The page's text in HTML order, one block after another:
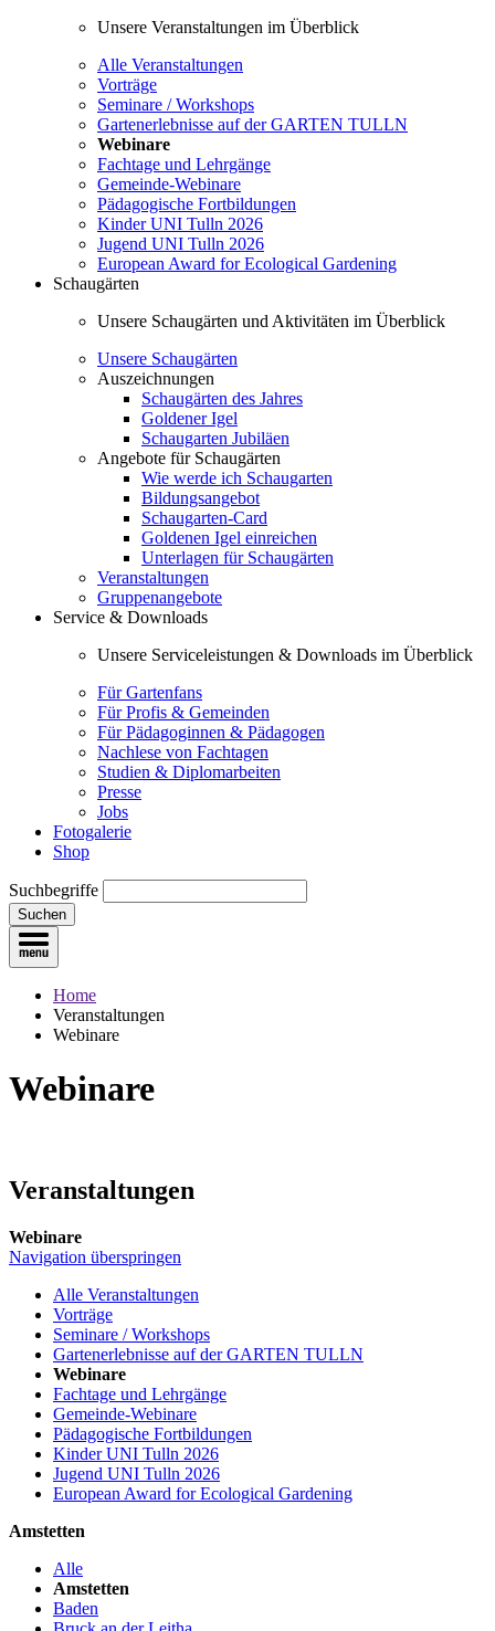
Unsere Veranstaltungen im Überblick
Alle Veranstaltungen
Vorträge
Seminare / Workshops
Gartenerlebnisse auf der GARTEN TULLN
Webinare
Fachtage und Lehrgänge
Gemeinde-Webinare
Pädagogische Fortbildungen
Kinder UNI Tulln 2026
Jugend UNI Tulln 2026
European Award for Ecological Gardening
Schaugärten
Unsere Schaugärten und Aktivitäten im Überblick
Unsere Schaugärten
Auszeichnungen
Schaugärten des Jahres
Goldener Igel
Schaugarten Jubiläen
Angebote für Schaugärten
Wie werde ich Schaugarten
Bildungsangebot
Schaugarten-Card
Goldenen Igel einreichen
Unterlagen für Schaugärten
Veranstaltungen
Gruppenangebote
Service & Downloads
Unsere Serviceleistungen & Downloads im Überblick
Für Gartenfans
Für Profis & Gemeinden
Für Pädagoginnen & Pädagogen
Nachlese von Fachtagen
Studien & Diplomarbeiten
Presse
Jobs
Fotogalerie
Shop
Suchbegriffe
Suchen
Home
Veranstaltungen
Webinare
Webinare
Veranstaltungen
Webinare
Navigation überspringen
Alle Veranstaltungen
Vorträge
Seminare / Workshops
Gartenerlebnisse auf der GARTEN TULLN
Webinare
Fachtage und Lehrgänge
Gemeinde-Webinare
Pädagogische Fortbildungen
Kinder UNI Tulln 2026
Jugend UNI Tulln 2026
European Award for Ecological Gardening
Amstetten
Alle
Amstetten
Baden